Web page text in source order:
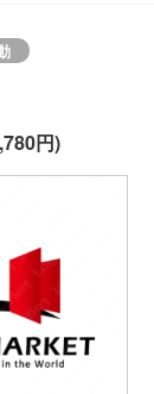
円)